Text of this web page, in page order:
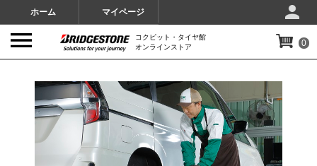
ホーム マイページ
コクピット・タイヤ館
オンラインストア
0